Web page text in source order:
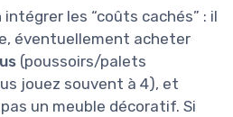
les “coûts cachés” : il
éventuellement acheter
(poussoirs/palets
jouez souvent à 4), et
un meuble décoratif. Si